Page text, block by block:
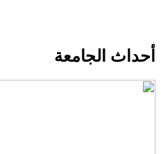
أحداث الجامعة